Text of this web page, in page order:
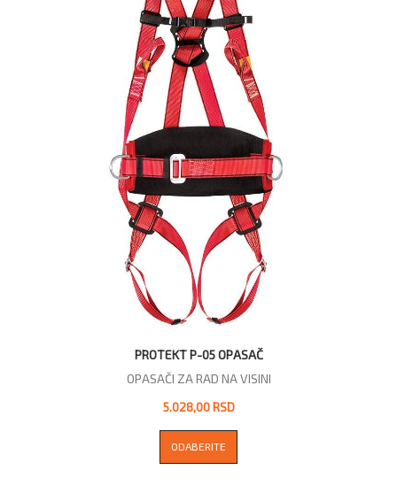
PROTEKT P-05 OPASAČ
OPASAČI ZA RAD NA VISINI
5.028,00 RSD
ODABERITE